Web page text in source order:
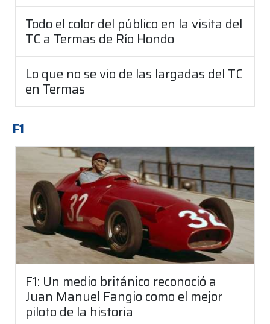
Todo el color del público en la visita del
TC a Termas de Río Hondo
Lo que no se vio de las largadas del TC
en Termas
F1
F1: Un medio británico reconoció a
Juan Manuel Fangio como el mejor
piloto de la historia